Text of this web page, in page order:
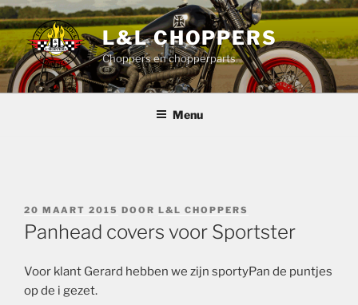
Ga
naar
de
inhoud
L&L CHOPPERS
Choppers en chopperparts
Menu
GEPLAATST
OP
20 MAART 2015 DOOR L&L CHOPPERS
Panhead covers voor Sportster
Voor klant Gerard hebben we zijn sportyPan de puntjes
op de i gezet.